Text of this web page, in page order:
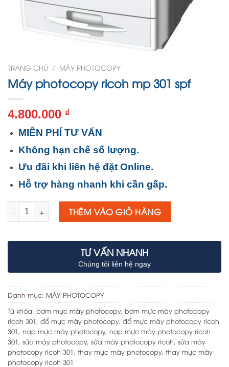
TRANG CHỦ / MÁY PHOTOCOPY
Máy photocopy ricoh mp 301 spf
4.800.000 ₫
MIỄN PHÍ TƯ VẤN
Không hạn chế số lượng.
Ưu đãi khi liên hệ đặt Online.
Hỗ trợ hàng nhanh khi cần gấp.
Số lượng THÊM VÀO GIỎ HÀNG
TƯ VẤN NHANH
Chúng tôi liên hệ ngay
Danh mục: MÁY PHOTOCOPY
Từ khóa: bơm mực máy photocopy, bơm mực máy photocopy
ricoh 301, đổ mực máy photocopy, đổ mực máy photocopy ricoh
301, nạp mực máy photocopy, nạp mực máy photocopy ricoh
301, sửa máy photocopy, sửa máy photocopy ricoh, sửa máy
photocopy ricoh 301, thay mực máy photocopy, thay mực máy
photocopy ricoh 301